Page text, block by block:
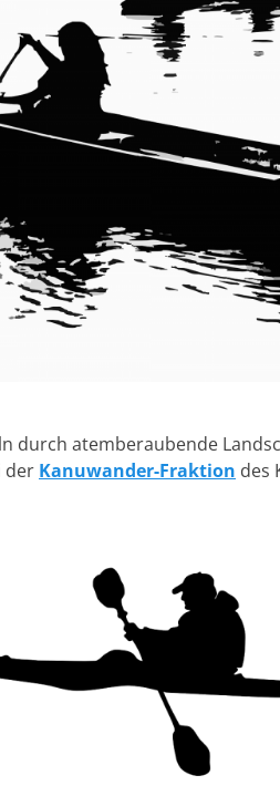
durch atemberaubende
der Kanuwander-Fraktion des